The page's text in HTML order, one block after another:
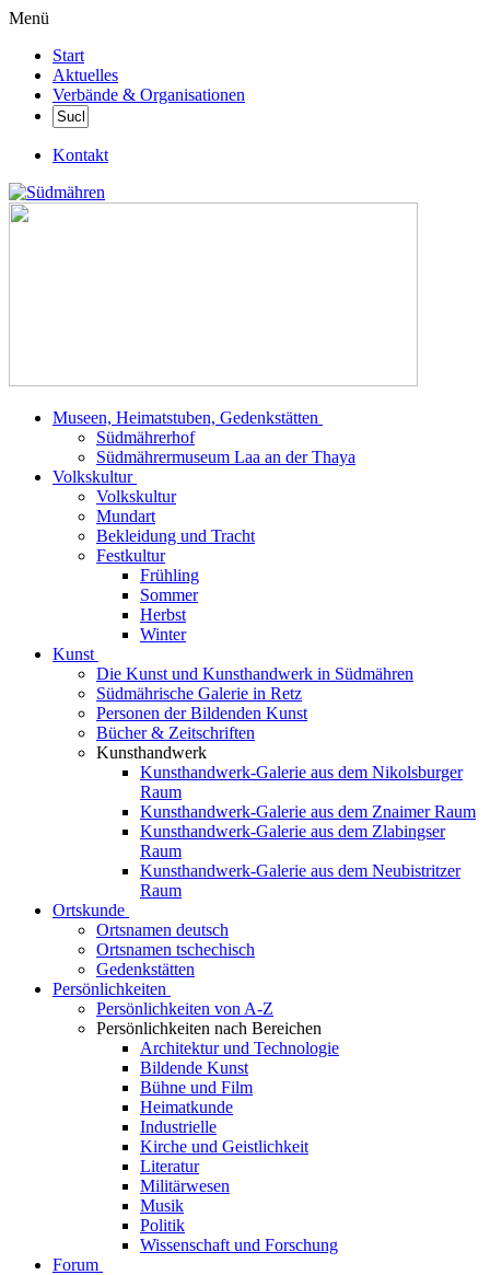
Menü
Start
Aktuelles
Verbände & Organisationen
Kontakt
Museen, Heimatstuben, Gedenkstätten
Südmährerhof
Südmährermuseum Laa an der Thaya
Volkskultur
Volkskultur
Mundart
Bekleidung und Tracht
Festkultur
Frühling
Sommer
Herbst
Winter
Kunst
Die Kunst und Kunsthandwerk in Südmähren
Südmährische Galerie in Retz
Personen der Bildenden Kunst
Bücher & Zeitschriften
Kunsthandwerk
Kunsthandwerk-Galerie aus dem Nikolsburger
Raum
Kunsthandwerk-Galerie aus dem Znaimer Raum
Kunsthandwerk-Galerie aus dem Zlabingser
Raum
Kunsthandwerk-Galerie aus dem Neubistritzer
Raum
Ortskunde
Ortsnamen deutsch
Ortsnamen tschechisch
Gedenkstätten
Persönlichkeiten
Persönlichkeiten von A-Z
Persönlichkeiten nach Bereichen
Architektur und Technologie
Bildende Kunst
Bühne und Film
Heimatkunde
Industrielle
Kirche und Geistlichkeit
Literatur
Militärwesen
Musik
Politik
Wissenschaft und Forschung
Forum